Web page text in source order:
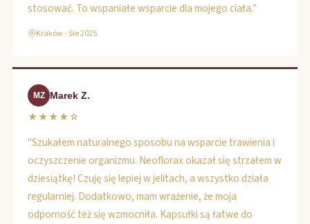
stosować. To wspaniałe wsparcie dla mojego ciała."
Kraków - Sie 2025
MZ Marek Z.
★★★★☆
"Szukałem naturalnego sposobu na wsparcie trawienia i
oczyszczenie organizmu. Neoflorax okazał się strzałem w
dziesiątkę! Czuję się lepiej w jelitach, a wszystko działa
regularniej. Dodatkowo, mam wrażenie, że moja
odporność też się wzmocniła. Kapsułki są łatwe do